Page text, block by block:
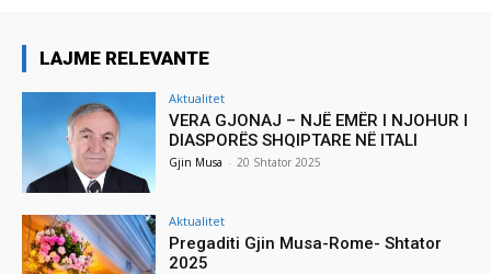
LAJME RELEVANTE
Aktualitet
VERA GJONAJ – NJË EMËR I NJOHUR I
DIASPORËS SHQIPTARE NË ITALI
Gjin Musa - 20 Shtator 2025
Aktualitet
Pregaditi Gjin Musa-Rome- Shtator
2025